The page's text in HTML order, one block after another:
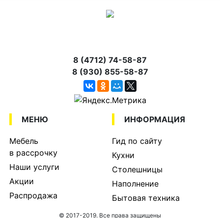
© 2017-2019. Все права защищены
МЕНЮ
Мебель
в рассрочку
Наши услуги
Акции
Распродажа
ИНФОРМАЦИЯ
Гид по сайту
Кухни
Столешницы
Наполнение
Бытовая техника
8 (4712) 74-58-87
8 (930) 855-58-87